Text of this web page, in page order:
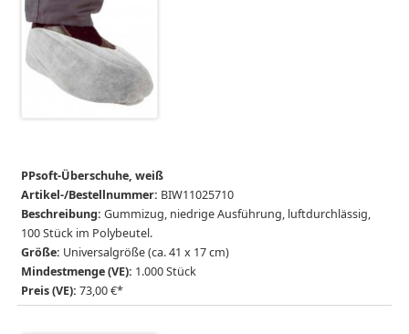
PPsoft-Überschuhe, weiß
Artikel-/Bestellnummer: BIW11025710
Beschreibung: Gummizug, niedrige Ausführung, luftdurchlässig,
100 Stück im Polybeutel.
Größe: Universalgröße (ca. 41 x 17 cm)
Mindestmenge (VE): 1.000 Stück
Preis (VE): 73,00 €*